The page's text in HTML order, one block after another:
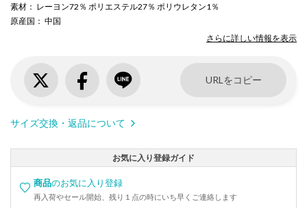
素材 ： レーヨン72％ ポリエステル27％ ポリウレタン1％
原産国 ： 中国
さらに詳しい情報を表示
URLをコピー
サイズ交換・返品について
お気に入り登録ガイド
商品のお気に入り登録
再入荷やセール開始、残り１点の時にいち早くご連絡します